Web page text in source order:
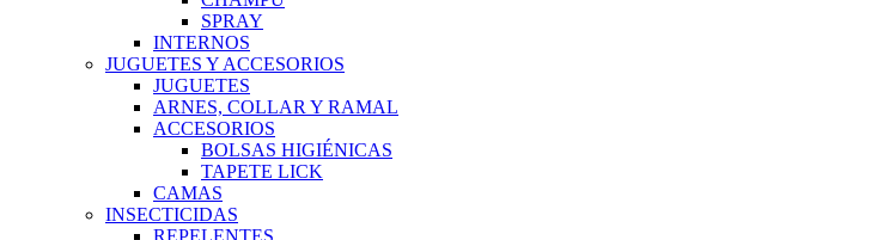
SPRAY
INTERNOS
JUGUETES Y ACCESORIOS
JUGUETES
ARNES, COLLAR Y RAMAL
ACCESORIOS
BOLSAS HIGIÉNICAS
TAPETE LICK
CAMAS
INSECTICIDAS
REPELENTES